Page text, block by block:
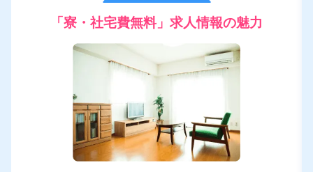
「寮・社宅費無料」求人情報の魅力